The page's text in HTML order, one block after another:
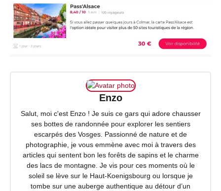
Enzo
Salut, moi c'est Enzo ! Je suis ce gars qui adore chausser
ses bottes de randonnée pour explorer les sentiers
escarpés des Vosges. Passionné de nature et de
photographie, je vous emmène avec moi à travers des
articles qui sentent bon les forêts de sapins et le charme
des lacs de montagne. Je vis pour ces moments où le
soleil se lève sur le Haut-Koenigsbourg ou lorsque je
tombe sur une auberge authentique au détour d’un